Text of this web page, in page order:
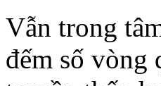
Vẫn trong
đếm số vòng